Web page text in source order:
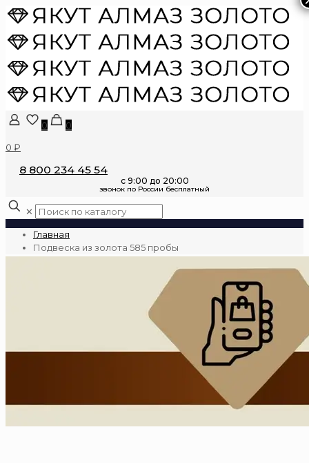
0
0
0 ₽
8 800 234 45 54
✕
Главная
Подвеска из золота 585 пробы